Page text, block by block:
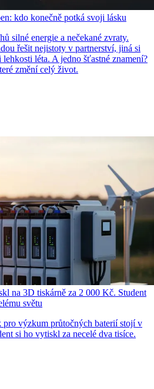
kdo konečně potká svoji lásku
silné energie a nečekané zvraty.
řešit nejistoty v partnerství, jiná si
léta. A jedno šťastné znamení?
změní celý život.
na 3D tiskárně za 2 000 Kč. Student
světu
výzkum průtočných baterií stojí v
si ho vytiskl za necelé dva tisíce.